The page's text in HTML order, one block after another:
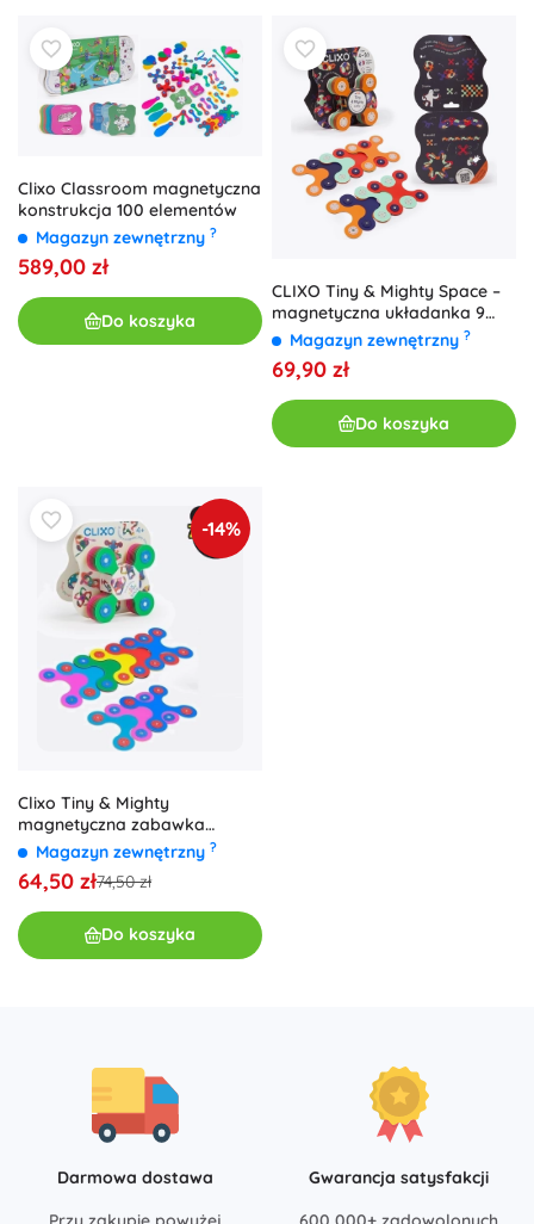
Clixo Classroom magnetyczna
konstrukcja 100 elementów
Magazyn zewnętrzny ?
589,00 zł
Do koszyka
CLIXO Tiny & Mighty Space –
magnetyczna układanka 9
szt., świecąca w ciemności
Magazyn zewnętrzny ?
69,90 zł
Do koszyka
-14%
Clixo Tiny & Mighty
magnetyczna zabawka
konstrukcyjna 9 szt.
Magazyn zewnętrzny ?
64,50 zł74,50 zł
Do koszyka
Darmowa dostawa
Gwarancja satysfakcji